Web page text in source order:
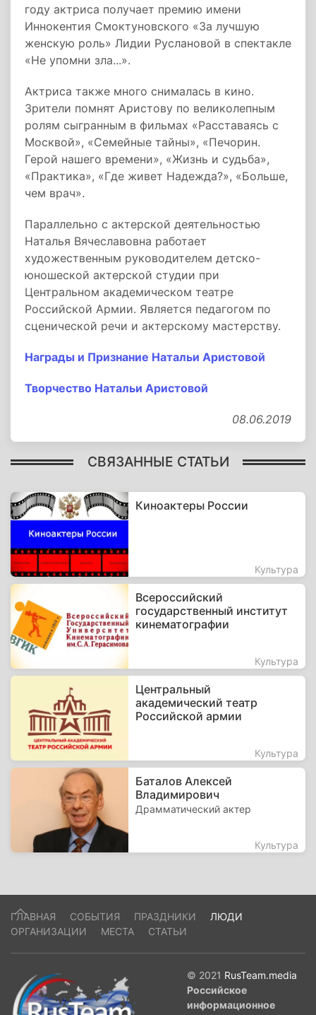
году актриса получает премию имени
Иннокентия Смоктуновского «За лучшую
женскую роль» Лидии Руслановой в спектакле
«Не упомни зла...».
Актриса также много снималась в кино.
Зрители помнят Аристову по великолепным
ролям сыгранным в фильмах «Расставаясь с
Москвой», «Семейные тайны», «Печорин.
Герой нашего времени», «Жизнь и судьба»,
«Практика», «Где живет Надежда?», «Больше,
чем врач».
Параллельно с актерской деятельностью
Наталья Вячеславовна работает
художественным руководителем детско-
юношеской актерской студии при
Центральном академическом театре
Российской Армии. Является педагогом по
сценической речи и актерскому мастерству.
Награды и Признание Натальи Аристовой
Творчество Натальи Аристовой
08.06.2019
СВЯЗАННЫЕ СТАТЬИ
Киноактеры России
Культура
Всероссийский
государственный институт
кинематографии
Культура
Центральный
академический театр
Российской армии
Культура
Баталов Алексей
Владимирович
Драмматический актер
Культура
ГЛАВНАЯ СОБЫТИЯ ПРАЗДНИКИ
ЛЮДИ
ОРГАНИЗАЦИИ
МЕСТА СТАТЬИ
© 2021 RusTeam.media
Российское
информационное